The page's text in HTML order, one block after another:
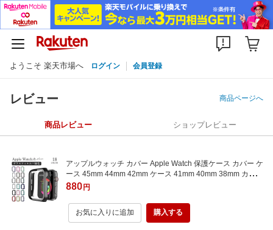
ようこそ 楽天市場へ ログイン 会員登録
レビュー 商品ページへ
商品レビュー ショップレビュー
アップルウォッチ カバー Apple Watch 保護ケース カバー ケ
ース 45mm 44mm 42mm ケース 41mm 40mm 38mm カバー
TPU 耐衝撃 透明 Series 8 7 6 5 SE 4 3 2 1 全面保護 ガラス
880円
お気に入りに追加 購入する